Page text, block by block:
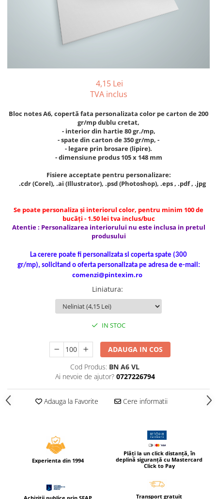
Tipizate offset personalizate
Caiete A4
Produse si rechizite scolare
Caiete si produse din hartie
Caiete si blocuri pentru desen
Caiete speciale
Hartie glacee
Ierbare scolare
Etichete scolare
Creioane colorate
Creioane mecanice si rezerve
Creta scolara
Echere, rigle, raportoare, compase,
sabloane, truse geometrie
4,15 Lei
TVA inclus
Bloc notes A6, copertă fata personalizata color pe carton de 200
gr/mp dublu cretat,
- interior din hartie 80 gr./mp,
- spate din carton de 350 gr/mp, -
- legare prin brosare (lipire).
- dimensiune produs 105 x 148 mm
Fisiere acceptate pentru personalizare:
.cdr (Corel), .ai (Illustrator), .psd (Photoshop), .eps , .pdf , .jpg
Se poate personaliza și interiorul color, pentru minim 100 de
bucăți - 1.50 lei tva inclus/buc
Atentie : Personalizarea interiorului nu este inclusa in pretul
produsului
La cerere poate fi personalizata si coperta spate (300
gr/mp), solicitand o oferta personalizata pe adresa de e-mail:
comenzi@pintexim.ro
Liniatura:
IN STOC
ADAUGA IN COS
Cod Produs: BN A6 VL
Ai nevoie de ajutor? 0727226794
Adauga la Favorite Cere informatii
Experienta din 1994
Plăți la un click distanță, în
deplină siguranță cu Mastercard
Click to Pay
Transport gratuit